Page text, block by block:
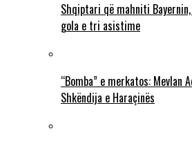
Shqiptari që mahniti
gola e tri asistime
“Bomba” e merkatos:
Shkëndija e Haraçinës